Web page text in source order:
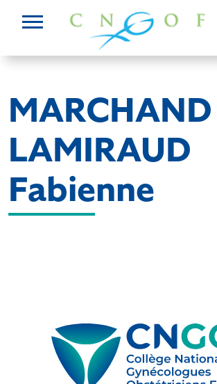
MARCHAND
LAMIRAUD
Fabienne